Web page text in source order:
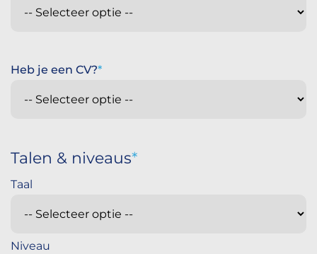
Heb je een CV?
Talen & niveaus